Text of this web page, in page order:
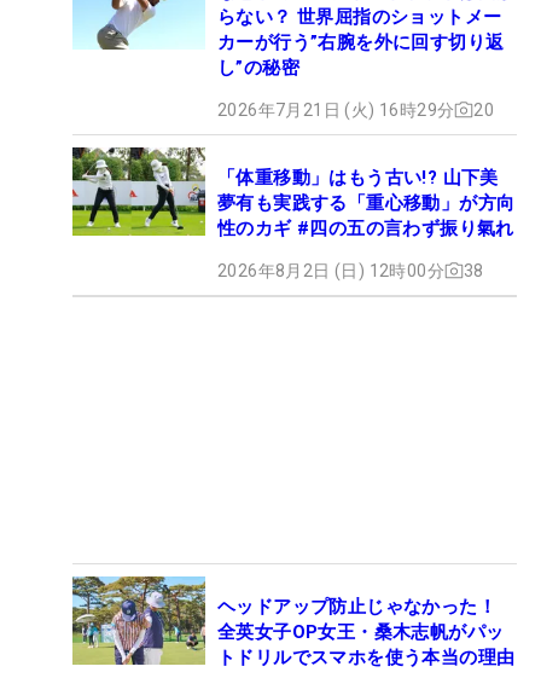
らない？ 世界屈指のショットメー
カーが行う”右腕を外に回す切り返
し”の秘密
2026年7月21日 (火) 16時29分 20
「体重移動」はもう古い!? 山下美
夢有も実践する「重心移動」が方向
性のカギ #四の五の言わず振り氣れ
2026年8月2日 (日) 12時00分 38
ヘッドアップ防止じゃなかった！
全英女子OP女王・桑木志帆がパッ
トドリルでスマホを使う本当の理由